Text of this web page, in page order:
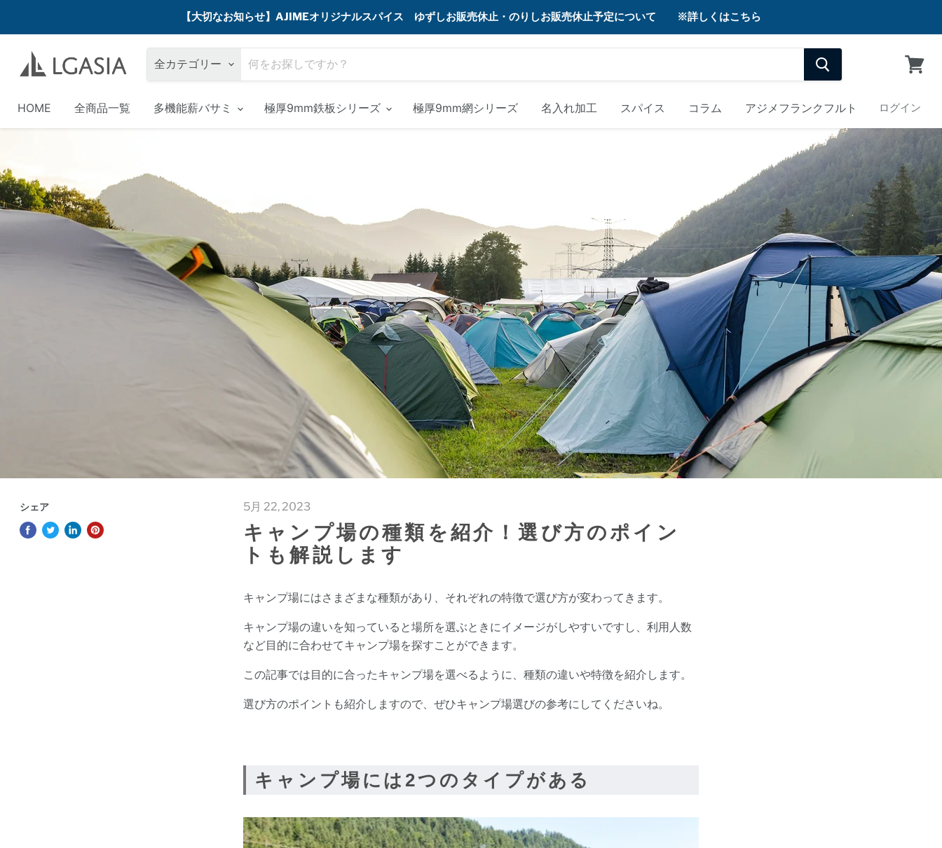
【大切なお知らせ】AJIMEオリジナルスパイス ゆずしお販売休止・のりしお販売休止予定について ※詳しくはこちら
全カテゴリー
ト
を
見
HOME 全商品一覧 多機能薪バサミ 極厚9mm鉄板シリーズ 極厚9mm網シリーズ 名入れ加工 スパイス コラム アジメフランクフルト ログイン
シェア 5月 22, 2023
キャンプ場の種類を紹介！選び方のポイン
トも解説します
キャンプ場にはさまざまな種類があり、それぞれの特徴で選び方が変わってきます。
キャンプ場の違いを知っていると場所を選ぶときにイメージがしやすいですし、利用人数
など目的に合わせてキャンプ場を探すことができます。
この記事では目的に合ったキャンプ場を選べるように、種類の違いや特徴を紹介します。
選び方のポイントも紹介しますので、ぜひキャンプ場選びの参考にしてくださいね。
キャンプ場には2つのタイプがある